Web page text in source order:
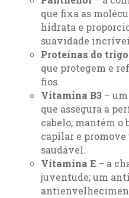
que fixa as
hidrata e
suavidade
Proteínas do trigo
que protegem e
fios.
Vitamina B3 –
que assegura a
cabelo; mantém o
capilar e
saudável.
Vitamina E – a
juventude; um